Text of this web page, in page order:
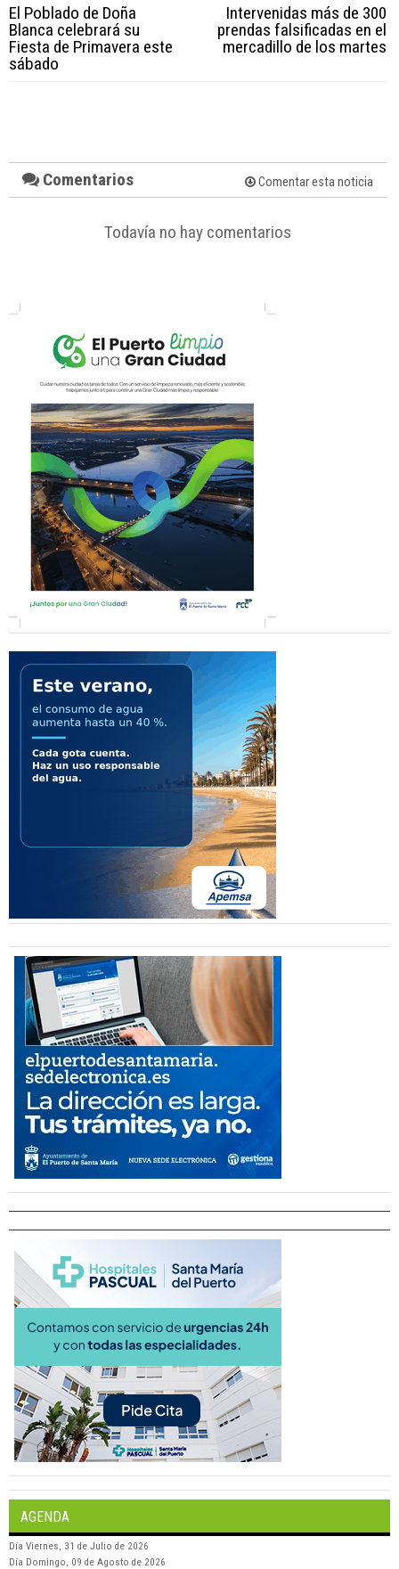
El Poblado de Doña
Blanca celebrará su
Fiesta de Primavera este
sábado
Intervenidas más de 300
prendas falsificadas en el
mercadillo de los martes
Comentarios Comentar esta noticia
Todavía no hay comentarios
AGENDA
Día Viernes, 31 de Julio de 2026
Día Domingo, 09 de Agosto de 2026